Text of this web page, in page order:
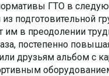
ГТО в
подготовительной
в преодолении
постепенно
друзьям альбом с